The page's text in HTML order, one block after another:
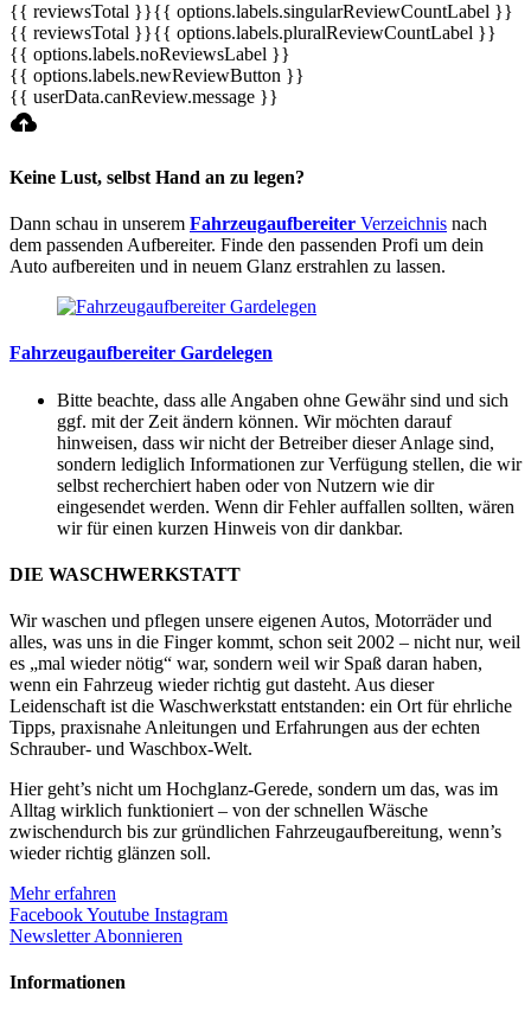
{{ reviewsTotal }}{{ options.labels.singularReviewCountLabel }}
{{ reviewsTotal }}{{ options.labels.pluralReviewCountLabel }}
{{ options.labels.noReviewsLabel }}
{{ options.labels.newReviewButton }}
{{ userData.canReview.message }}
Keine Lust, selbst Hand an zu legen?
Dann schau in unserem Fahrzeugaufbereiter Verzeichnis nach
dem passenden Aufbereiter. Finde den passenden Profi um dein
Auto aufbereiten und in neuem Glanz erstrahlen zu lassen.
Fahrzeugaufbereiter Gardelegen
Bitte beachte, dass alle Angaben ohne Gewähr sind und sich
ggf. mit der Zeit ändern können. Wir möchten darauf
hinweisen, dass wir nicht der Betreiber dieser Anlage sind,
sondern lediglich Informationen zur Verfügung stellen, die wir
selbst recherchiert haben oder von Nutzern wie dir
eingesendet werden. Wenn dir Fehler auffallen sollten, wären
wir für einen kurzen Hinweis von dir dankbar.
DIE WASCHWERKSTATT
Wir waschen und pflegen unsere eigenen Autos, Motorräder und
alles, was uns in die Finger kommt, schon seit 2002 – nicht nur, weil
es „mal wieder nötig“ war, sondern weil wir Spaß daran haben,
wenn ein Fahrzeug wieder richtig gut dasteht. Aus dieser
Leidenschaft ist die Waschwerkstatt entstanden: ein Ort für ehrliche
Tipps, praxisnahe Anleitungen und Erfahrungen aus der echten
Schrauber- und Waschbox-Welt.
Hier geht’s nicht um Hochglanz-Gerede, sondern um das, was im
Alltag wirklich funktioniert – von der schnellen Wäsche
zwischendurch bis zur gründlichen Fahrzeugaufbereitung, wenn’s
wieder richtig glänzen soll.
Mehr erfahren
FacebookYoutube Instagram
Newsletter Abonnieren
Informationen